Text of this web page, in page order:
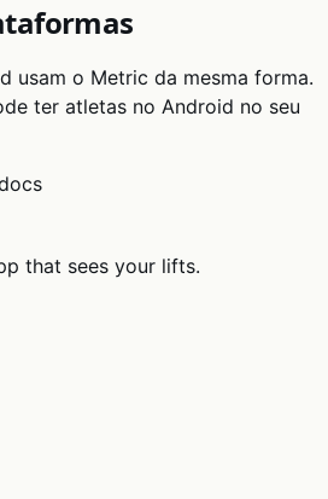
usam o Metric da mesma forma.
ter atletas no Android no seu
that sees your lifts.